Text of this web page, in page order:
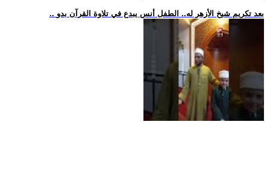
.. بعد تكريم شيخ الأزهر له.. الطفل أنس يبدع في تلاوة القرآن بدو